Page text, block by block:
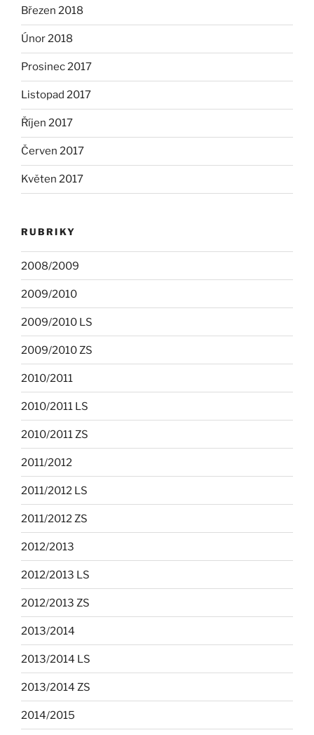
Březen 2018
Únor 2018
Prosinec 2017
Listopad 2017
Říjen 2017
Červen 2017
Květen 2017
RUBRIKY
2008/2009
2009/2010
2009/2010 LS
2009/2010 ZS
2010/2011
2010/2011 LS
2010/2011 ZS
2011/2012
2011/2012 LS
2011/2012 ZS
2012/2013
2012/2013 LS
2012/2013 ZS
2013/2014
2013/2014 LS
2013/2014 ZS
2014/2015